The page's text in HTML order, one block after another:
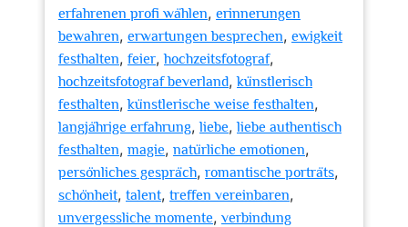
erfahrenen profi wählen, erinnerungen
bewahren, erwartungen besprechen, ewigkeit
festhalten, feier,hochzeitsfotograf,
hochzeitsfotograf beverland,künstlerisch
festhalten,künstlerische weise festhalten,
langjährige erfahrung,liebe,liebe authentisch
festhalten, magie, natürliche emotionen,
persönliches gespräch, romantische porträts,
schönheit, talent, treffen vereinbaren,
unvergessliche momente, verbindung